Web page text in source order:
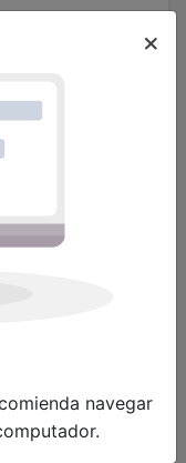
como
×
navegar